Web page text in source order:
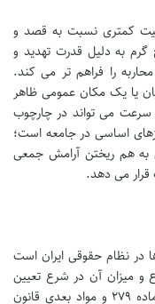
کمتری نسبت به قصد و
گرم به دلیل قدرت تهدید و
را فراهم تر می کند.
یا یک مکان عمومی ظاهر
سرعت می تواند در چارچوب
اساسی در جامعه است؛
به هم ریختن آرامش جمعی
قرار می دهد.
در نظام حقوقی ایران است
و میزان آن در شرع تعیین
شده است) شناخته می شود. قانون گذار در ماده ۲۷۹ و مواد بعدی قانون